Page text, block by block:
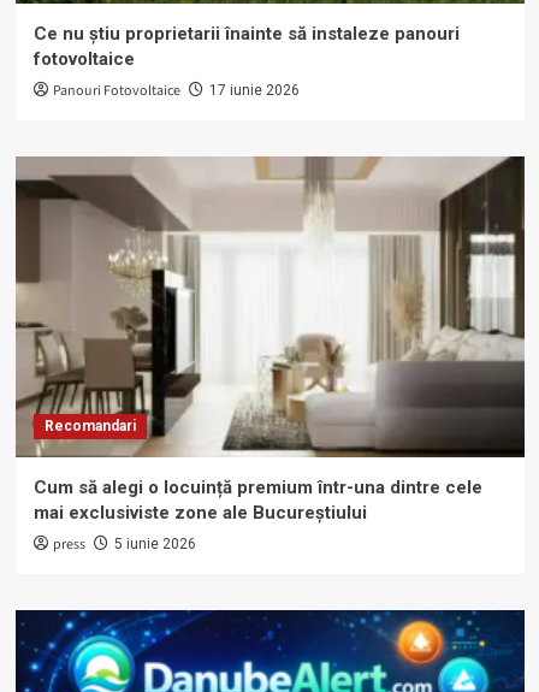
Ce nu știu proprietarii înainte să instaleze panouri
fotovoltaice
Panouri Fotovoltaice 17 iunie 2026
Recomandari
Cum să alegi o locuință premium într-una dintre cele
mai exclusiviste zone ale Bucureștiului
press 5 iunie 2026